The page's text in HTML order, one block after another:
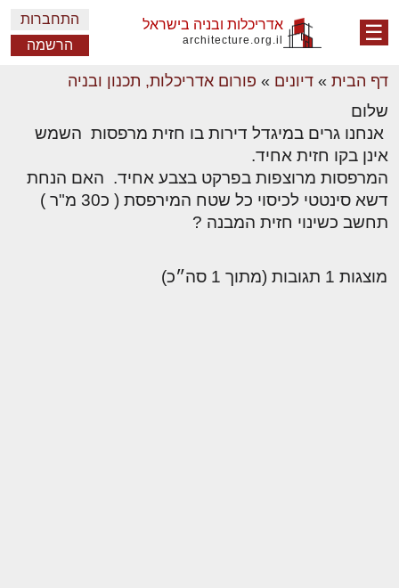
☰ אדריכלות ובניה בישראל
architecture.org.il
התחברות
הרשמה
דף הבית » דיונים » פורום אדריכלות, תכנון ובניה
שלום
אנחנו גרים במיגדל דירות בו חזית מרפסות השמש
אינן בקו חזית אחיד.
המרפסות מרוצפות בפרקט בצבע אחיד. האם הנחת
דשא סינטטי לכיסוי כל שטח המירפסת ( כ30 מ"ר )
תחשב כשינוי חזית המבנה ?
מוצגות 1 תגובות (מתוך 1 סה״כ)